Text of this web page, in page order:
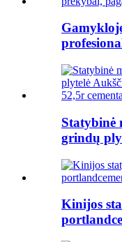
Statybinė
grindų
Kinijos